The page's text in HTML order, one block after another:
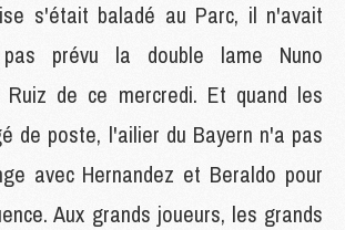
s'était baladé au Parc, il n'avait
pas prévu la double lame Nuno
Ruiz de ce mercredi. Et quand les
de poste, l'ailier du Bayern n'a pas
avec Hernandez et Beraldo pour
Aux grands joueurs, les grands